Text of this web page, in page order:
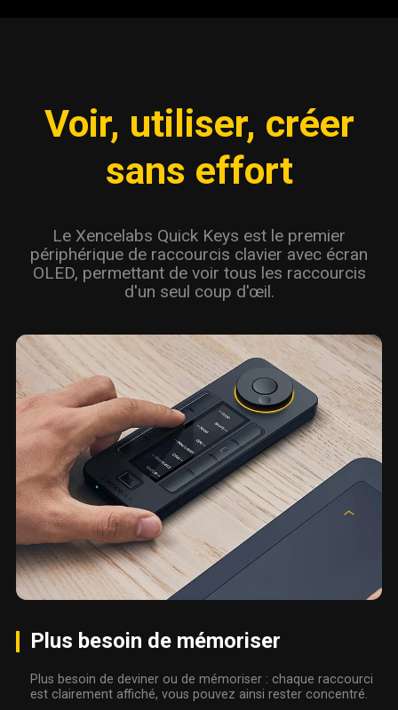
Voir, utiliser, créer
sans effort
Le Xencelabs Quick Keys est le premier
périphérique de raccourcis clavier avec écran
OLED, permettant de voir tous les raccourcis
d'un seul coup d'œil.
Plus besoin de mémoriser
Plus besoin de deviner ou de mémoriser : chaque raccourci
est clairement affiché, vous pouvez ainsi rester concentré.